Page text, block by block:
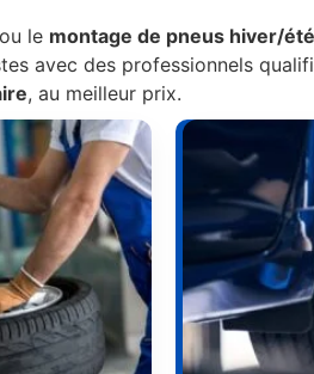
ou le montage de pneus hiver/
avec des professionnels
, au meilleur prix.